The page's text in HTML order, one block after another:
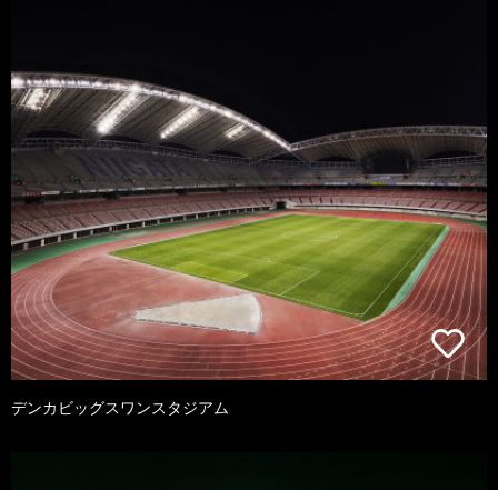
デンカビッグスワンスタジアム